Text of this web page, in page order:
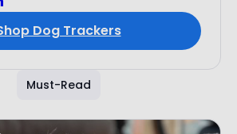
Must-Read